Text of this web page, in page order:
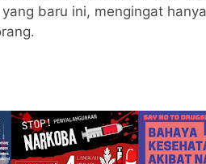
baru ini, mengingat